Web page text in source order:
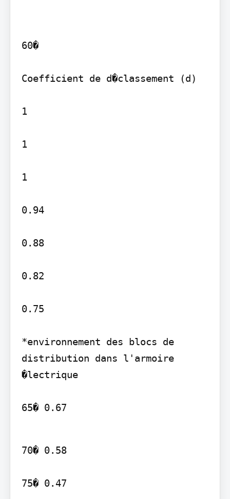
60�
Coefficient de d�classement (d)
1
1
1
0.94
0.88
0.82
0.75
*environnement des blocs de
distribution dans l'armoire
�lectrique
65� 0.67
70� 0.58
75� 0.47